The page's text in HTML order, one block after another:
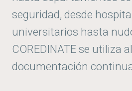
seguridad, desde
universitarios hasta
COREDINATE se utiliza
documentación